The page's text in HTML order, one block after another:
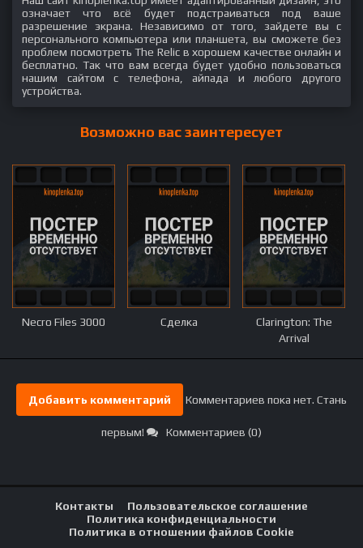
означает что всё будет подстраиваться под ваше
разрешение экрана. Независимо от того, зайдете вы с
персонального компьютера или планшета, вы сможете без
проблем посмотреть The Relic в хорошем качестве онлайн и
бесплатно. Так что вам всегда будет удобно пользоваться
нашим сайтом с телефона, айпада и любого другого
устройства.
Возможно вас заинтересует
Necro Files 3000 Сделка
Clarington: The
Arrival
Добавить комментарий Комментариев пока нет. Стань
первым! Комментариев (0)
Контакты
Пользовательское соглашение
Политика конфиденциальности
Политика в отношении файлов Cookie